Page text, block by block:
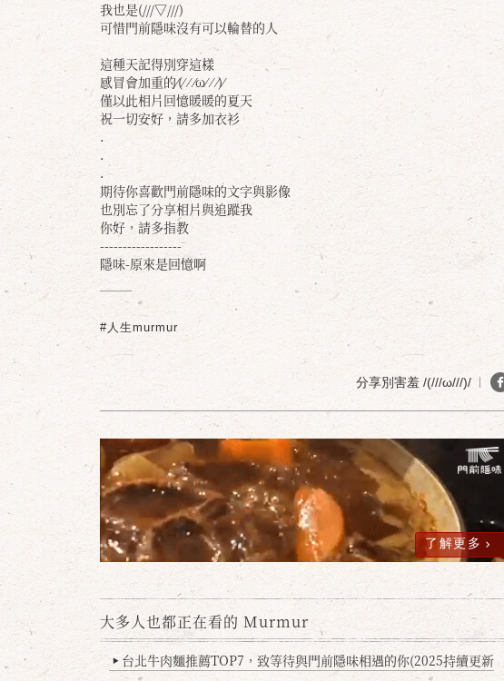
我也是(///▽///)
可惜門前隱味沒有可以輪替的人
這種天記得別穿這樣
感冒會加重的⁄(⁄ ⁄ ⁄ω⁄ ⁄ ⁄)⁄
僅以此相片回憶暖暖的夏天
祝一切安好，請多加衣衫
.
.
.
期待你喜歡門前隱味的文字與影像
也別忘了分享相片與追蹤我
你好，請多指教
------------------
隱味-原來是回憶啊
#人生murmur
分享別害羞 /(///ω///)/
了解更多
大多人也都正在看的 Murmur
▶ 台北牛肉麵推薦TOP7，致等待與門前隱味相遇的你(2025持續更新